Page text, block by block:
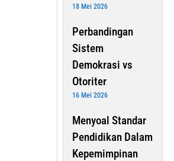
18 Mei 2026
Perbandingan
Sistem
Demokrasi vs
Otoriter
16 Mei 2026
Menyoal Standar
Pendidikan Dalam
Kepemimpinan